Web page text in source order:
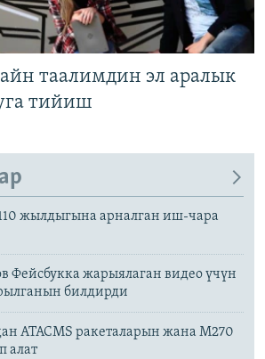
таалимдин эл аралык
тийиш
жылдыгына арналган иш-чара
Фейсбукка жарыялаган видео үчүн
билдирди
ATACMS ракеталарын жана M270
алат